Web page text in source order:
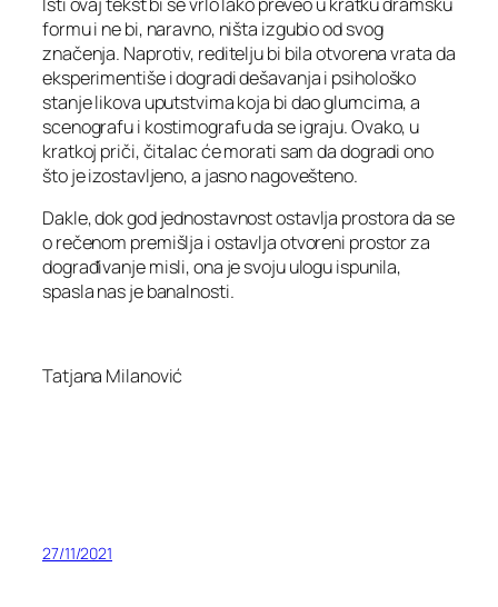
formu i ne bi, naravno, ništa izgubio od svog
značenja. Naprotiv, reditelju bi bila otvorena vrata da
eksperimentiše i dogradi dešavanja i psihološko
stanje likova uputstvima koja bi dao glumcima, a
scenografu i kostimografu da se igraju. Ovako, u
kratkoj priči, čitalac će morati sam da dogradi ono
što je izostavljeno, a jasno nagovešteno.
Dakle, dok god jednostavnost ostavlja prostora da se
o rečenom premišlja i ostavlja otvoreni prostor za
dograđivanje misli, ona je svoju ulogu ispunila,
spasla nas je banalnosti.
Tatjana Milanović
27/11/2021